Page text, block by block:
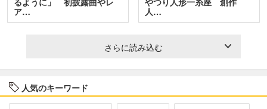
ア…
人…
さらに読み込む
人気のキーワード